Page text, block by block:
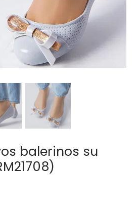
balerinos su